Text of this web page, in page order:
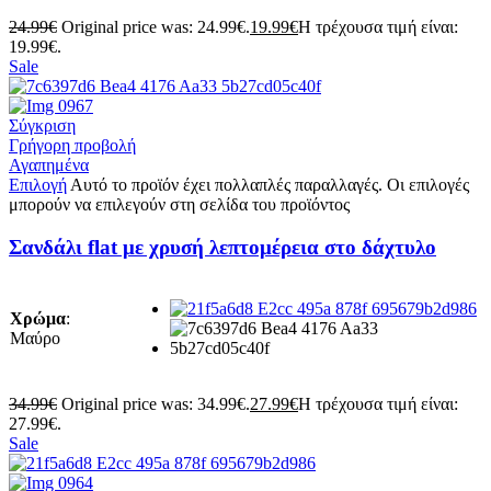
24.99€ Original price was: 24.99€.19.99€Η τρέχουσα τιμή είναι:
19.99€.
Sale
Σύγκριση
Γρήγορη προβολή
Αγαπημένα
Επιλογή Αυτό το προϊόν έχει πολλαπλές παραλλαγές. Οι επιλογές
μπορούν να επιλεγούν στη σελίδα του προϊόντος
Σανδάλι flat με χρυσή λεπτομέρεια στο δάχτυλο
Χρώμα:
Μαύρο
34.99€ Original price was: 34.99€.27.99€Η τρέχουσα τιμή είναι:
27.99€.
Sale